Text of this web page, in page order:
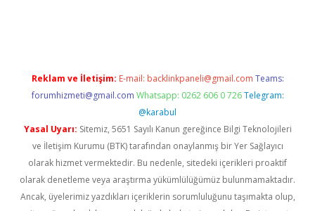
Reklam ve İletişim: E-mail: backlinkpaneli@gmail.com Teams:
forumhizmeti@gmail.com Whatsapp: 0262 606 0 726 Telegram:
@karabul
Yasal Uyarı: Sitemiz, 5651 Sayılı Kanun gereğince Bilgi Teknolojileri
ve İletişim Kurumu (BTK) tarafından onaylanmış bir Yer Sağlayıcı
olarak hizmet vermektedir. Bu nedenle, sitedeki içerikleri proaktif
olarak denetleme veya araştırma yükümlülüğümüz bulunmamaktadır.
Ancak, üyelerimiz yazdıkları içeriklerin sorumluluğunu taşımakta olup,